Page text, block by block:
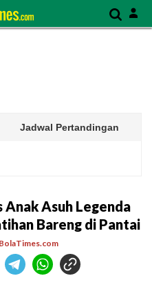
Jadwal Pertandingan
Anak Asuh Legenda
Bareng di Pantai
BolaTimes.com